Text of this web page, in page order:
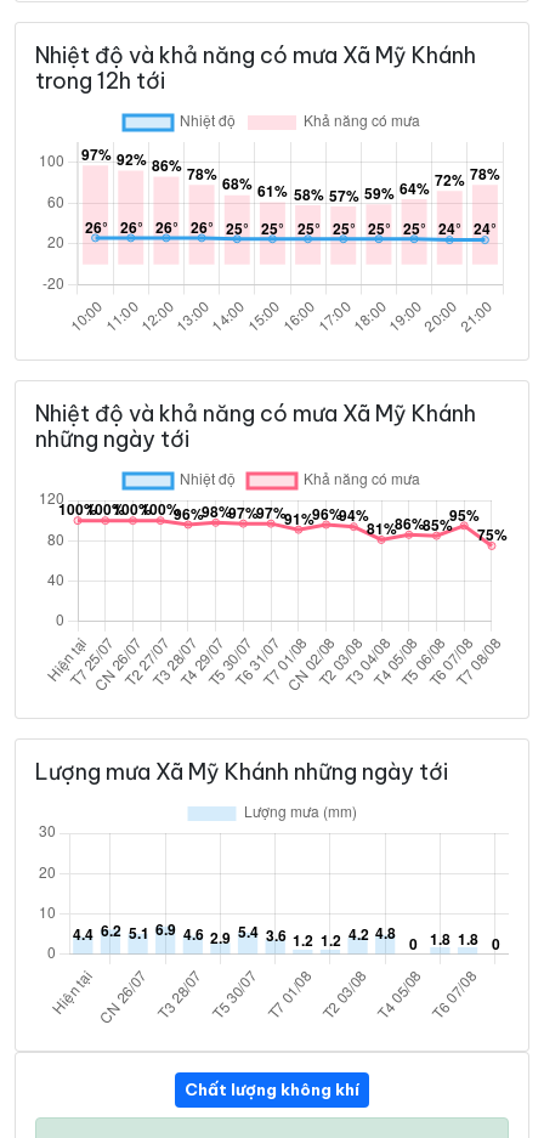
Nhiệt độ và khả năng có mưa Xã Mỹ Khánh
trong 12h tới
Nhiệt độ và khả năng có mưa Xã Mỹ Khánh
những ngày tới
Lượng mưa Xã Mỹ Khánh những ngày tới
Chất lượng không khí